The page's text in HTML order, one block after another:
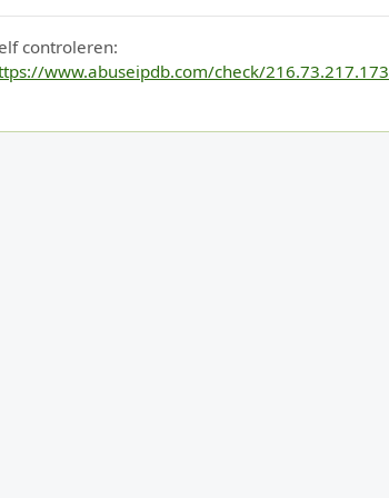
controleren:
www.abuseipdb.com/check/216.73.217.173